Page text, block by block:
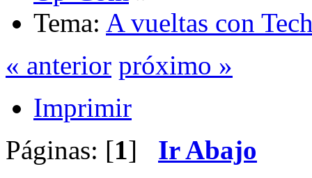
Tema: A vueltas con
« anterior próximo »
Imprimir
Páginas: [1] Ir Abajo